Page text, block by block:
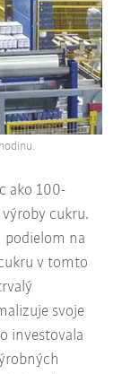
ako 100-
cukru.
podielom na
v tomto
svoje
investovala